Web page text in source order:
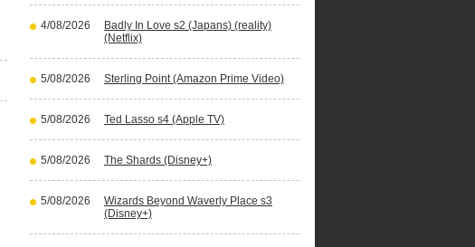
4/08/2026
Badly In Love s2 (Japans) (reality)
(Netflix)
5/08/2026 Sterling Point (Amazon Prime Video)
5/08/2026 Ted Lasso s4 (Apple TV)
5/08/2026 The Shards (Disney+)
5/08/2026
Wizards Beyond Waverly Place s3
(Disney+)